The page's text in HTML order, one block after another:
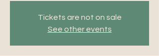
Tickets are not on sale
See other events